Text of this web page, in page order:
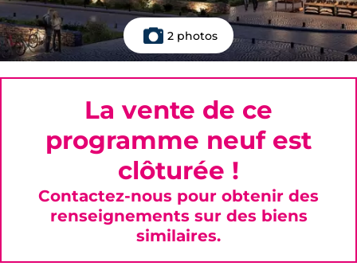
2 photos
La vente de ce
programme neuf est
clôturée !
Contactez-nous pour obtenir des
renseignements sur des biens
similaires.